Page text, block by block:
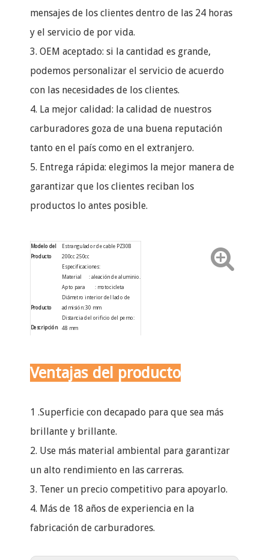
mensajes de los clientes dentro de las 24 horas
y el servicio de por vida.
3. OEM aceptado: si la cantidad es grande,
podemos personalizar el servicio de acuerdo
con las necesidades de los clientes.
4. La mejor calidad: la calidad de nuestros
carburadores goza de una buena reputación
tanto en el país como en el extranjero.
5. Entrega rápida: elegimos la mejor manera de
garantizar que los clientes reciban los
productos lo antes posible.
Modelo del
Producto
Estrangulador de cable PZ30B
200cc 250cc
Producto
Descripción
Especificaciones:
Material : aleación de aluminio.
Apto para : motocicleta
Diámetro interior del lado de
admisión: 30 mm
Distancia del orificio del perno:
48 mm
filtro de aire: 40 mm
Ventajas del producto
1 .Superficie con decapado para que sea más
brillante y brillante.
2. Use más material ambiental para garantizar
un alto rendimiento en las carreras.
3. Tener un precio competitivo para apoyarlo.
4. Más de 18 años de experiencia en la
fabricación de carburadores.